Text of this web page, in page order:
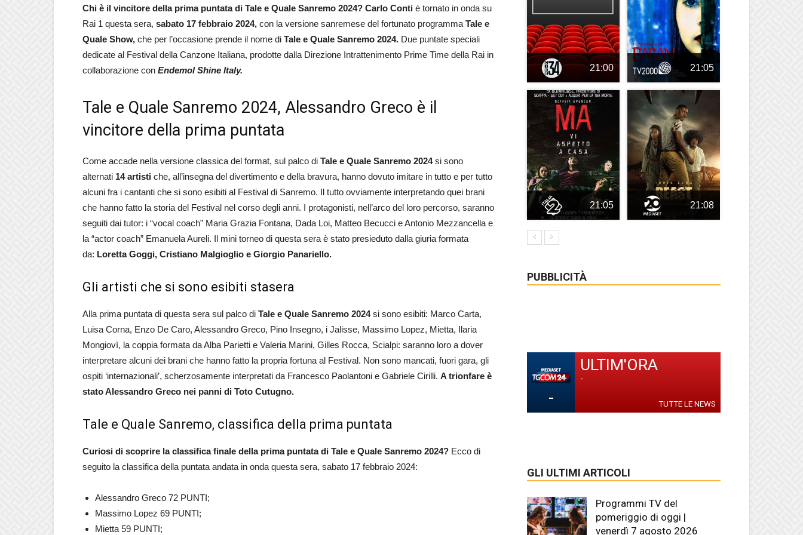
Chi è il vincitore della prima puntata di Tale e Quale Sanremo 2024? Carlo Conti è tornato in onda su
Rai 1 questa sera, sabato 17 febbraio 2024, con la versione sanremese del fortunato programma Tale e
Quale Show, che per l’occasione prende il nome di Tale e Quale Sanremo 2024. Due puntate speciali
dedicate al Festival della Canzone Italiana, prodotte dalla Direzione Intrattenimento Prime Time della Rai in
collaborazione con Endemol Shine Italy.
Tale e Quale Sanremo 2024, Alessandro Greco è il
vincitore della prima puntata
Come accade nella versione classica del format, sul palco di Tale e Quale Sanremo 2024si sono
alternati 14 artisti che, all’insegna del divertimento e della bravura, hanno dovuto imitare in tutto e per tutto
alcuni fra i cantanti che si sono esibiti al Festival di Sanremo. Il tutto ovviamente interpretando quei brani
che hanno fatto la storia del Festival nel corso degli anni. I protagonisti, nell’arco del loro percorso, saranno
seguiti dai tutor: i “vocal coach” Maria Grazia Fontana, Dada Loi, Matteo Becucci e Antonio Mezzancella e
la “actor coach” Emanuela Aureli. Il mini torneo di questa sera è stato presieduto dalla giuria formata
da: Loretta Goggi, Cristiano Malgioglio e Giorgio Panariello.
Gli artisti che si sono esibiti stasera
Alla prima puntata di questa sera sul palco di Tale e Quale Sanremo 2024si sono esibiti: Marco Carta,
Luisa Corna, Enzo De Caro, Alessandro Greco, Pino Insegno, i Jalisse, Massimo Lopez, Mietta, Ilaria
Mongiovì, la coppia formata da Alba Parietti e Valeria Marini, Gilles Rocca, Scialpi: saranno loro a dover
interpretare alcuni dei brani che hanno fatto la propria fortuna al Festival. Non sono mancati, fuori gara, gli
ospiti ‘internazionali’, scherzosamente interpretati da Francesco Paolantoni e Gabriele Cirilli. A trionfare è
stato Alessandro Greco nei panni di Toto Cutugno.
Tale e Quale Sanremo, classifica della prima puntata
Curiosi di scoprire la classifica finale della prima puntata di Tale e Quale Sanremo 2024? Ecco di
seguito la classifica della puntata andata in onda questa sera, sabato 17 febbraio 2024:
Alessandro Greco 72 PUNTI;
Massimo Lopez 69 PUNTI;
Mietta 59 PUNTI;
21:00 21:05
21:05 21:08
PUBBLICITÀ
-
ULTIM'ORA
-
TUTTE LE NEWS
GLI ULTIMI ARTICOLI
Programmi TV del
pomeriggio di oggi |
venerdì 7 agosto 2026